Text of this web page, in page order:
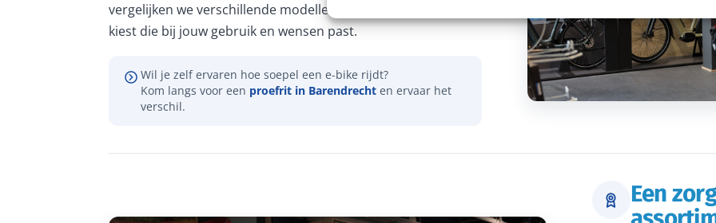
vergelijken we verschillende modellen, zodat je een e-bike
kiest die bij jouw gebruik en wensen past.
Wil je zelf ervaren hoe soepel een e-bike rijdt?
Kom langs voor een proefrit in Barendrecht en ervaar het
verschil.
Een